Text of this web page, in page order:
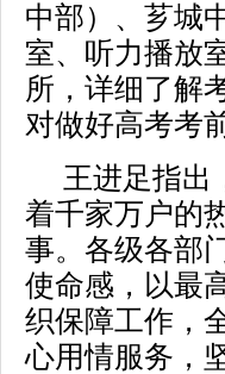
中部）、芗城
室、听力播放
所，详细了解
对做好高考考
王进足指出
着千家万户的
事。各级各部
使命感，以最
织保障工作，
心用情服务，